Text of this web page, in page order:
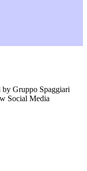
by Gruppo Spaggiari
Social Media